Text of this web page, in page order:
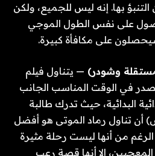
بها. إنه ليس للجميع، ولكن
على نفس الطول الموجي
وشودر) — يتناول فيلم
صدر في الوقت المناسب الجانب
البدائية، حيث تدرك طالبة
تناول رماد الموتى هو أفضل
من أنها ليست رحلة مثيرة
إلا أنها قصة رعب